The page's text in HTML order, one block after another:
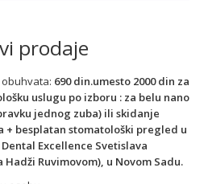
prodaje
690 din.umesto 2000 din za
uslugu po izboru : za belu nano
jednog zuba) ili skidanje
+ besplatan stomatološki pregled u
Excellence Svetislava
Hadži Ruvimovom), u Novom Sadu.